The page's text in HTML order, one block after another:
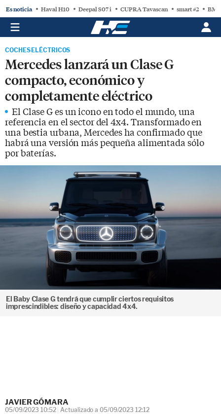
Es noticia Haval H10 Deepal S07 i CUPRA Tavascan smart #2
COCHES ELÉCTRICOS
Mercedes lanzará un Clase G
compacto, económico y
completamente eléctrico
El Clase G es un icono en todo el mundo, una
referencia en el sector del 4x4. Transformado en
una bestia urbana, Mercedes ha confirmado que
habrá una versión más pequeña alimentada sólo
por baterías.
El Baby Clase G tendrá que cumplir ciertos requisitos
imprescindibles: diseño y capacidad 4x4.
JAVIER GÓMARA
05/09/2023 10:52 Actualizado a 05/09/2023 12:12